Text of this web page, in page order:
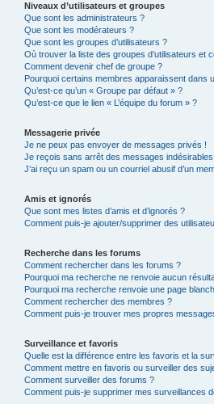
Niveaux d’utilisateurs et groupes
Que sont les administrateurs ?
Que sont les modérateurs ?
Que sont les groupes d’utilisateurs ?
Où trouver la liste des groupes d’utilisateurs et
Comment devenir chef de groupe ?
Pourquoi certains membres apparaissent dans
Qu’est-ce qu’un « Groupe par défaut » ?
Qu’est-ce que le lien « L’équipe du forum » ?
Messagerie privée
Je ne peux pas envoyer de messages privés !
Je reçois sans arrêt des messages indésirables
J’ai reçu un spam ou un courriel abusif d’un
Amis et ignorés
Que sont mes listes d’amis et d’ignorés ?
Comment puis-je ajouter/supprimer des
Recherche dans les forums
Comment rechercher dans les forums ?
Pourquoi ma recherche ne renvoie aucun
Pourquoi ma recherche renvoie une page
Comment rechercher des membres ?
Comment puis-je trouver mes propres
Surveillance et favoris
Quelle est la différence entre les favoris et la
Comment mettre en favoris ou surveiller des
Comment surveiller des forums ?
Comment puis-je supprimer mes surveillances